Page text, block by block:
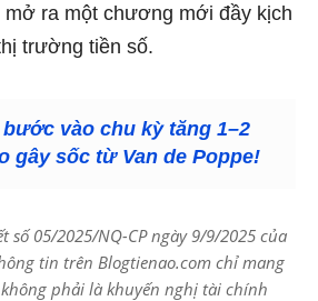
mở ra một chương mới đầy kịch
trường tiền số.
vào chu kỳ tăng 1–2
gây sốc từ Van de Poppe!
số 05/2025/NQ-CP ngày 9/9/2025 của
tin trên Blogtienao.com chỉ mang
phải là khuyến nghị tài chính